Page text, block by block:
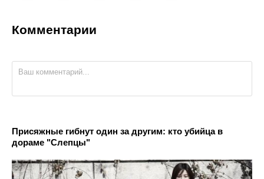
Комментарии
Присяжные гибнут один за другим: кто убийца в
дораме "Слепцы"